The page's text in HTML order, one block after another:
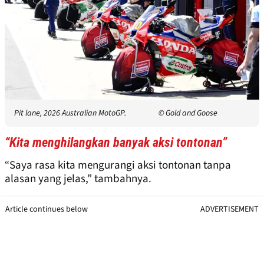
Pit lane, 2026 Australian MotoGP. © Gold and Goose
“Kita menghilangkan banyak aksi tontonan”
“Saya rasa kita mengurangi aksi tontonan tanpa
alasan yang jelas,” tambahnya.
Article continues below ADVERTISEMENT